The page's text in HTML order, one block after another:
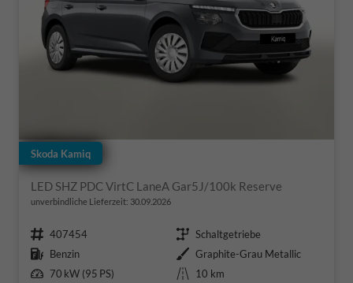
Skoda Kamiq
LED SHZ PDC VirtC LaneA Gar5J/100k Reserve
unverbindliche Lieferzeit: 30.09.2026
Fahrzeugnr. 407454 Getriebe Schaltgetriebe
Kraftstoff Benzin Außenfarbe Graphite-Grau Metallic
Leistung 70 kW (95 PS) Kilometerstand 10 km